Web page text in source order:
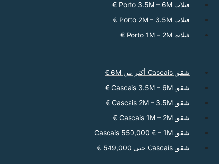
فيلات Porto 3.5M – 6M €
فيلات Porto 2M – 3.5M €
فيلات Porto 1M – 2M €
شقق Cascais أكثر من 6M €
شقق Cascais 3.5M – 6M €
شقق Cascais 2M – 3.5M €
شقق Cascais 1M – 2M €
شقق Cascais 550,000 € – 1M
شقق Cascais حتى 549,000 €